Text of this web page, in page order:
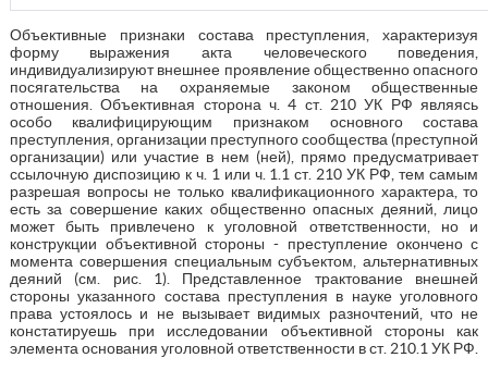
Объективные признаки состава преступления, характеризуя
форму выражения акта человеческого поведения,
индивидуализируют внешнее проявление общественно опасного
посягательства на охраняемые законом общественные
отношения. Объективная сторона ч. 4 ст. 210 УК РФ являясь
особо квалифицирующим признаком основного состава
преступления, организации преступного сообщества (преступной
организации) или участие в нем (ней), прямо предусматривает
ссылочную диспозицию к ч. 1 или ч. 1.1 ст. 210 УК РФ, тем самым
разрешая вопросы не только квалификационного характера, то
есть за совершение каких общественно опасных деяний, лицо
может быть привлечено к уголовной ответственности, но и
конструкции объективной стороны - преступление окончено с
момента совершения специальным субъектом, альтернативных
деяний (см. рис. 1). Представленное трактование внешней
стороны указанного состава преступления в науке уголовного
права устоялось и не вызывает видимых разночтений, что не
констатируешь при исследовании объективной стороны как
элемента основания уголовной ответственности в ст. 210.1 УК РФ.